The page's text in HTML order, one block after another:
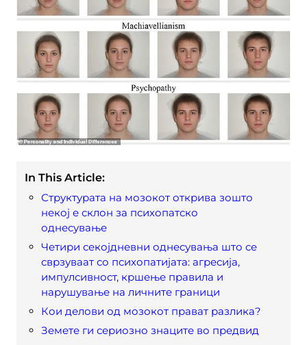
In This Article:
Структурата на мозокот открива зошто
некој е склон за психопатско
однесување
Четири секојдневни однесувања што се
сврзуваат со психопатијата: агресија,
импулсивност, кршење правила и
нарушување на личните граници
Кои делови од мозокот прават разлика?
Земете ги сериозно знаците во предвид